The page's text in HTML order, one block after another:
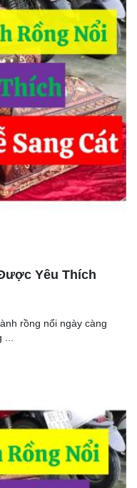
Yêu Thích
rồng nổi ngày càng